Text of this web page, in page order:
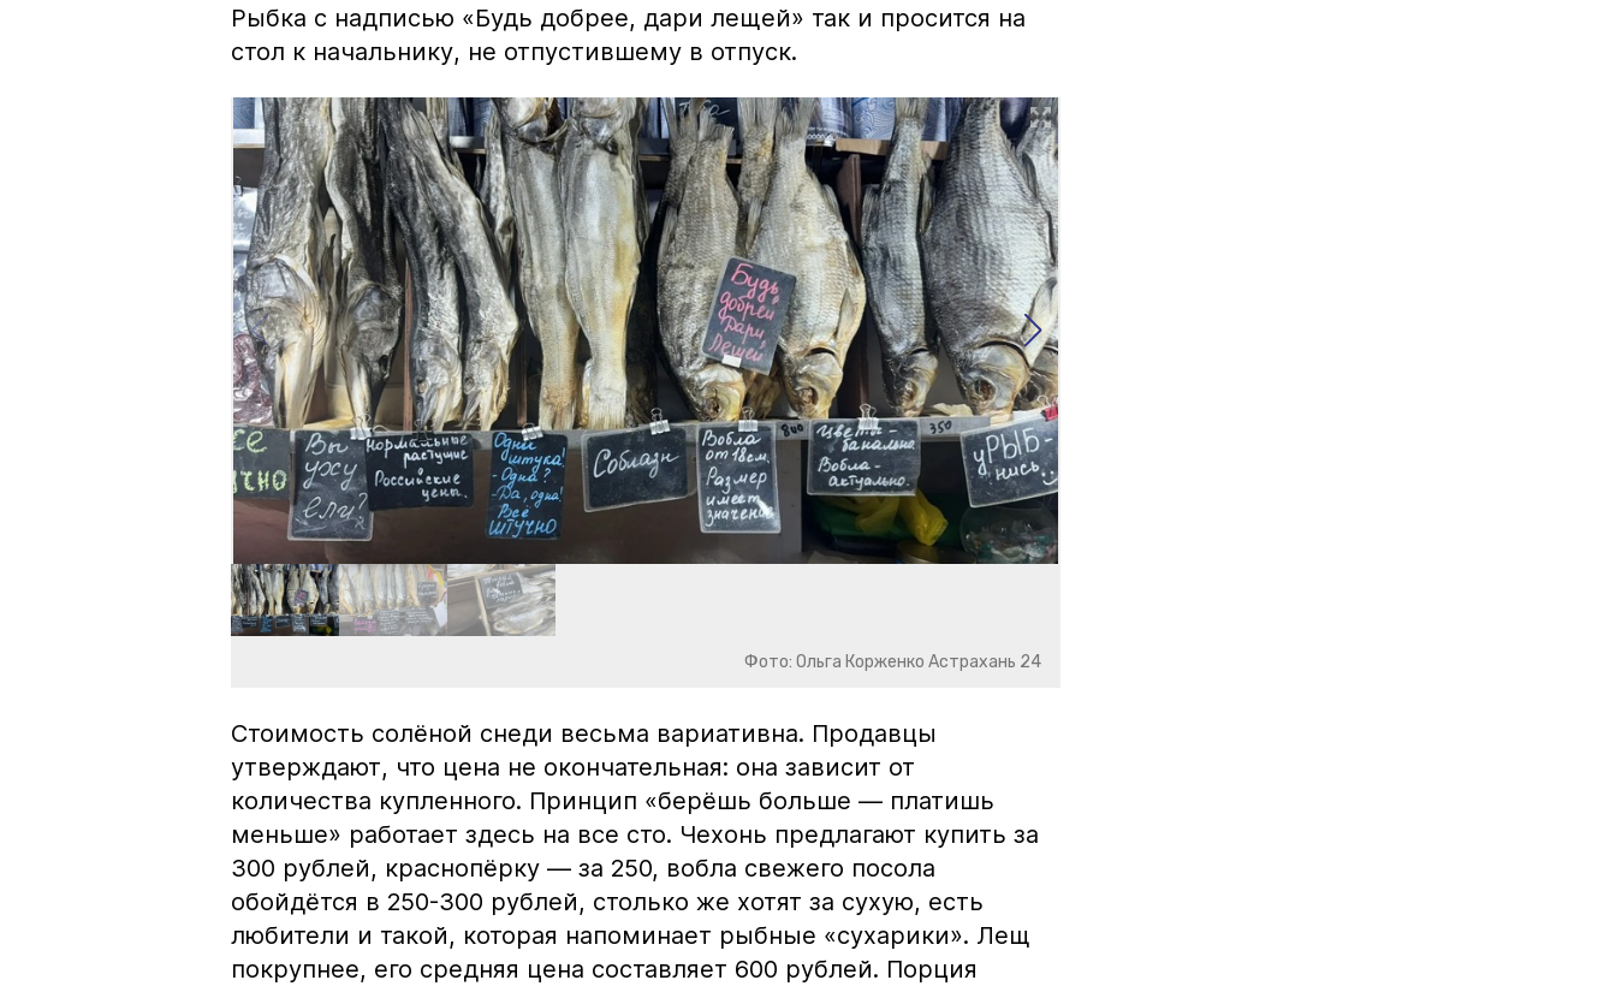
Рыбка с надписью «Будь добрее, дари лещей» так и просится на
стол к начальнику, не отпустившему в отпуск.
Фото: Ольга Корженко Астрахань 24
Стоимость солёной снеди весьма вариативна. Продавцы
утверждают, что цена не окончательная: она зависит от
количества купленного. Принцип «берёшь больше — платишь
меньше» работает здесь на все сто. Чехонь предлагают купить за
300 рублей, краснопёрку — за 250, вобла свежего посола
обойдётся в 250-300 рублей, столько же хотят за сухую, есть
любители и такой, которая напоминает рыбные «сухарики». Лещ
покрупнее, его средняя цена составляет 600 рублей. Порция